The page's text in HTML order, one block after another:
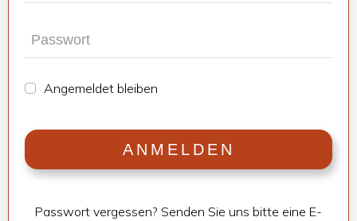
Ange­mel­det blei­ben
ANMEL­DEN
Pass­wort ver­ges­sen? Sen­den Sie uns bitte eine E-